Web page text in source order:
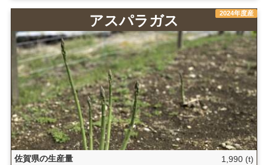
2024年度産
アスパラガス
佐賀県の生産量 1,990 (t)